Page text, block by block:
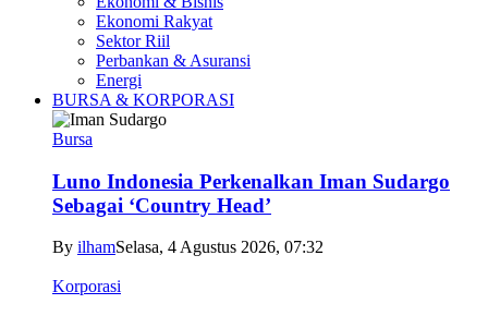
Ekonomi Rakyat
Sektor Riil
Perbankan & Asuransi
Energi
BURSA & KORPORASI
Bursa
Luno Indonesia Perkenalkan Iman Sudargo
Sebagai ‘Country Head’
By ilhamSelasa, 4 Agustus 2026, 07:32
Korporasi